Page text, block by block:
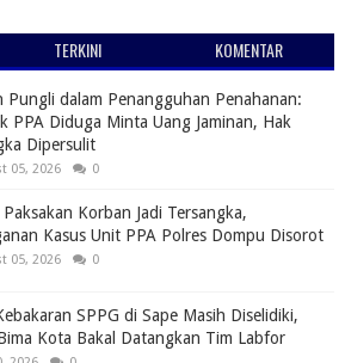
TERKINI KOMENTAR
Pungli dalam Penangguhan Penahanan:
PPA Diduga Minta Uang Jaminan, Hak
Dipersulit
05, 2026 0
Korban Jadi Tersangka,
Kasus Unit PPA Polres Dompu Disorot
05, 2026 0
SPPG di Sape Masih Diselidiki,
Kota Bakal Datangkan Tim Labfor